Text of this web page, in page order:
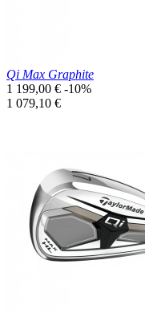
Qi Max Graphite
Prix
de
1 199,00 € -10%
Prix
1 079,10 €
Prix réduit
Aperçu rapide